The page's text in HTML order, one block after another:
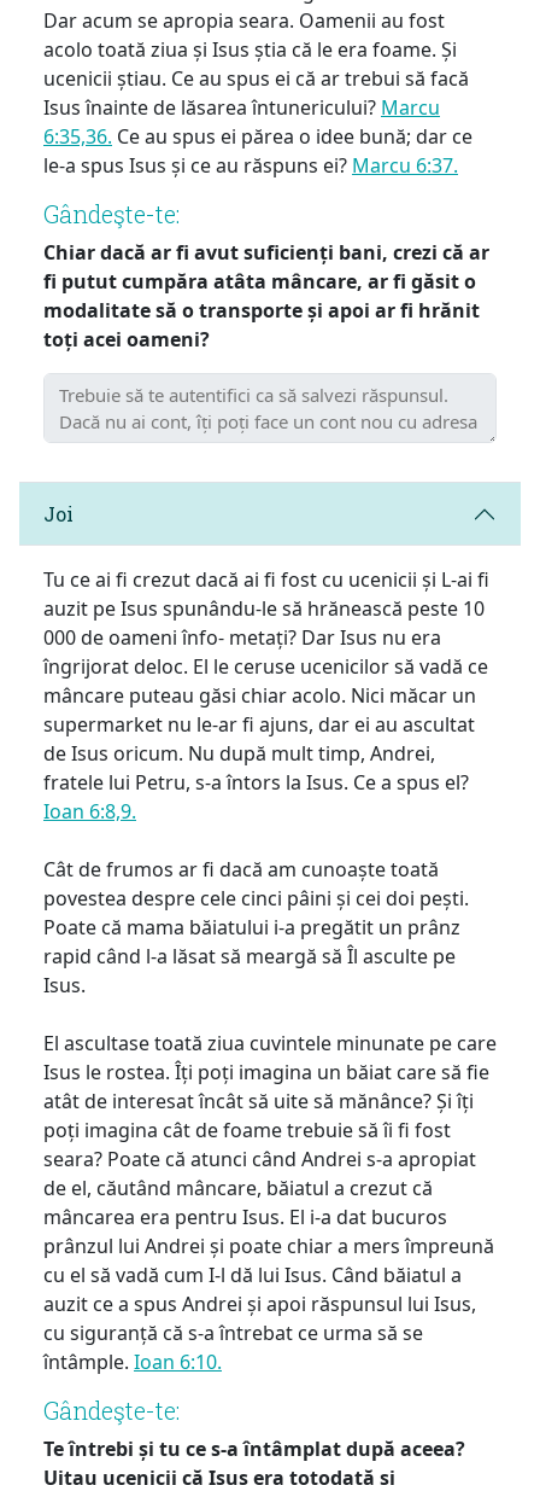
Dar acum se apropia seara. Oamenii au fost
acolo toată ziua și Isus știa că le era foame. Și
ucenicii știau. Ce au spus ei că ar trebui să facă
Isus înainte de lăsarea întunericului? Marcu
6:35,36. Ce au spus ei părea o idee bună; dar ce
le-a spus Isus și ce au răspuns ei? Marcu 6:37.
Gândeşte-te:
Chiar dacă ar fi avut suficienți bani, crezi că ar
fi putut cumpăra atâta mâncare, ar fi găsit o
modalitate să o transporte și apoi ar fi hrănit
toți acei oameni?
Joi
Tu ce ai fi crezut dacă ai fi fost cu ucenicii și L-ai fi
auzit pe Isus spunându-le să hrănească peste 10
000 de oameni înfo- metați? Dar Isus nu era
îngrijorat deloc. El le ceruse ucenicilor să vadă ce
mâncare puteau găsi chiar acolo. Nici măcar un
supermarket nu le-ar fi ajuns, dar ei au ascultat
de Isus oricum. Nu după mult timp, Andrei,
fratele lui Petru, s-a întors la Isus. Ce a spus el?
Ioan 6:8,9.
Cât de frumos ar fi dacă am cunoaște toată
povestea despre cele cinci pâini și cei doi pești.
Poate că mama băiatului i-a pregătit un prânz
rapid când l-a lăsat să meargă să Îl asculte pe
Isus.
El ascultase toată ziua cuvintele minunate pe care
Isus le rostea. Îți poți imagina un băiat care să fie
atât de interesat încât să uite să mănânce? Și îți
poți imagina cât de foame trebuie să îi fi fost
seara? Poate că atunci când Andrei s-a apropiat
de el, căutând mâncare, băiatul a crezut că
mâncarea era pentru Isus. El i-a dat bucuros
prânzul lui Andrei și poate chiar a mers împreună
cu el să vadă cum I-l dă lui Isus. Când băiatul a
auzit ce a spus Andrei și apoi răspunsul lui Isus,
cu siguranță că s-a întrebat ce urma să se
întâmple. Ioan 6:10.
Gândeşte-te:
Te întrebi și tu ce s-a întâmplat după aceea?
Uitau ucenicii că Isus era totodată și